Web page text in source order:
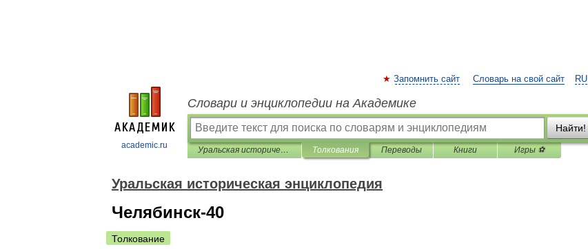
academic.ru
RU
Запомнить сайт Словарь на свой сайт
Словари и энциклопедии на Академике
Найти!
Уральская историческая энциклопедия Толкования Переводы Книги Игры ⚽
Уральская историческая энциклопедия
Челябинск-40
Толкование